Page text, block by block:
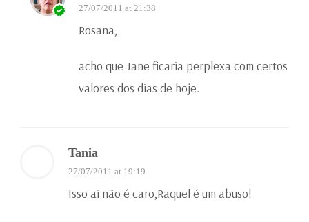
27/07/2011 at 21:38
Rosana,
acho que Jane ficaria perplexa com certos
valores dos dias de hoje.
Tania
27/07/2011 at 19:19
Isso ai não é caro,Raquel é um abuso!